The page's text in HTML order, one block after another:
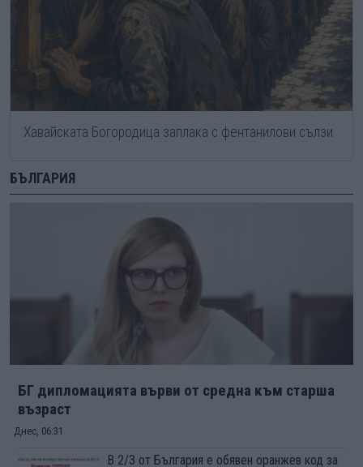
Хавайската Богородица заплака с фентанилови сълзи
БЪЛГАРИЯ
БГ дипломацията върви от средна към старша
възраст
Днес, 06:31
В 2/3 от България е обявен оранжев код за